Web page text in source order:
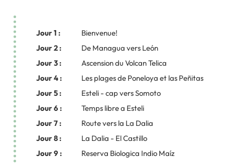
Jour 1 :
Bienvenue!
Jour 2 :
De Managua vers León
Jour 3 :
Ascension du Volcan Telica
Jour 4 :
Les plages de Poneloya et las Peñitas
Jour 5 :
Esteli - cap vers Somoto
Jour 6 :
Temps libre a Esteli
Jour 7 :
Route vers la La Dalia
Jour 8 :
La Dalia - El Castillo
Jour 9 :
Reserva Biologica Indio Maíz